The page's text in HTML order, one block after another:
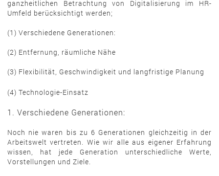
ganzheitlichen Betrachtung von Digitalisierung im HR-
Umfeld berücksichtigt werden;
(1) Verschiedene Generationen:
(2) Entfernung, räumliche Nähe
(3) Flexibilität, Geschwindigkeit und langfristige Planung
(4) Technologie-Einsatz
1. Verschiedene Generationen:
Noch nie waren bis zu 6 Generationen gleichzeitig in der
Arbeitswelt vertreten. Wie wir alle aus eigener Erfahrung
wissen, hat jede Generation unterschiedliche Werte,
Vorstellungen und Ziele.